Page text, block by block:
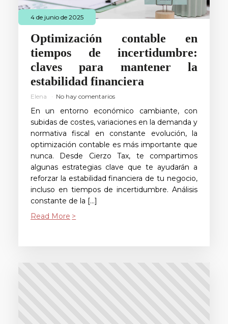
4 de junio de 2025
Optimización contable en
tiempos de incertidumbre:
claves para mantener la
estabilidad financiera
Elena No hay comentarios
En un entorno económico cambiante, con
subidas de costes, variaciones en la demanda y
normativa fiscal en constante evolución, la
optimización contable es más importante que
nunca. Desde Cierzo Tax, te compartimos
algunas estrategias clave que te ayudarán a
reforzar la estabilidad financiera de tu negocio,
incluso en tiempos de incertidumbre. Análisis
constante de la […]
Read More